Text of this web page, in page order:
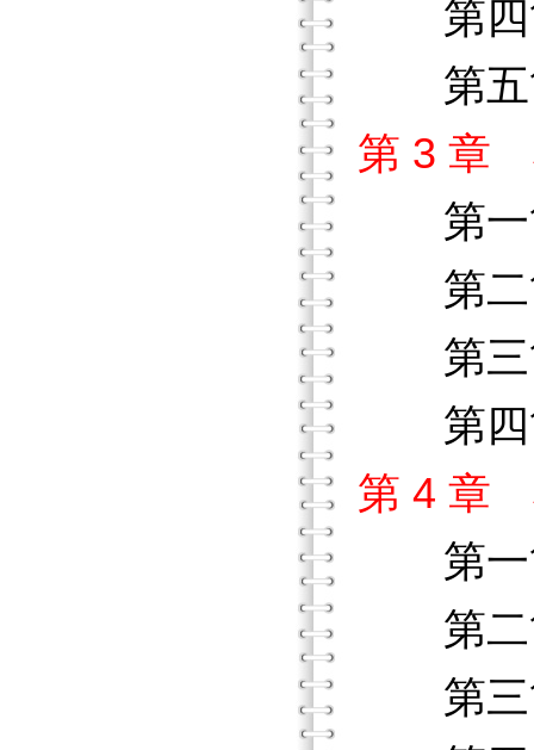
第四
第五
第 3 章
第
第二
第三
第四
第 4 章
第
第二
第三